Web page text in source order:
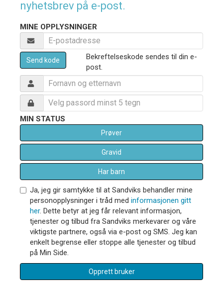
nyhetsbrev på e-post.
MINE OPPLYSNINGER
Send kode
Bekreftelseskode sendes til din e-
post.
MIN STATUS
Prøver
Gravid
Har barn
Ja, jeg gir samtykke til at Sandviks behandler mine
personopplysninger i tråd med informasjonen gitt
her. Dette betyr at jeg får relevant informasjon,
tjenester og tilbud fra Sandviks merkevarer og våre
viktigste partnere, også via e-post og SMS. Jeg kan
enkelt begrense eller stoppe alle tjenester og tilbud
på Min Side.
Opprett bruker